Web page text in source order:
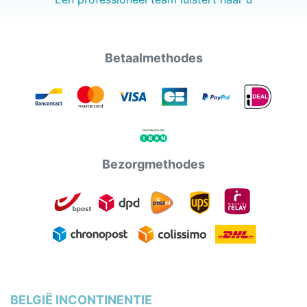
Betaalmethodes
Bezorgmethodes
BELGIË INCONTINENTIE